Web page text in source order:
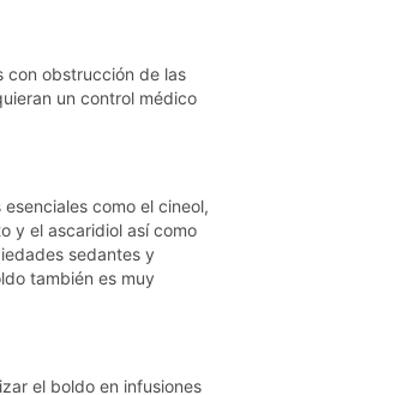
con obstrucción de las
un control médico
como el cineol,
y el ascaridiol así como
sedantes y
también es muy
el boldo en infusiones